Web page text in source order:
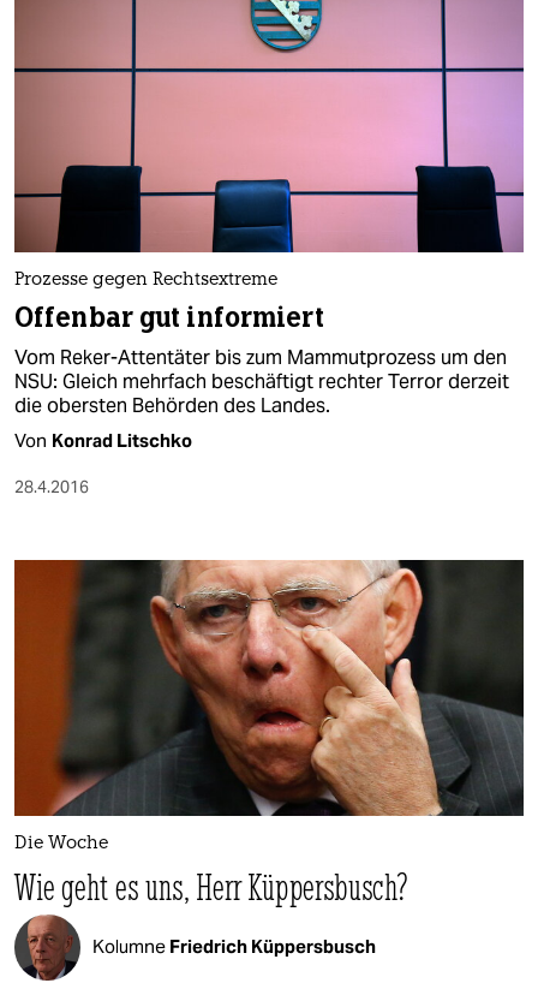
Prozesse gegen Rechtsextreme
Offenbar gut informiert
Vom Reker-Attentäter bis zum Mammutprozess um den
NSU: Gleich mehrfach beschäftigt rechter Terror derzeit
die obersten Behörden des Landes.
Von Konrad Litschko
28.4.2016
Die Woche
Wie geht es uns, Herr Küppersbusch?
Kolumne Friedrich Küppersbusch